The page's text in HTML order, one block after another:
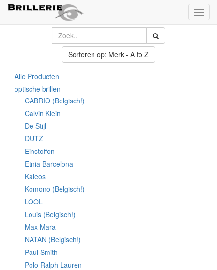
Sorteren op: Merk - A to Z
Alle Producten
optische brillen
CABRIO (Belgisch!)
Calvin Klein
De Stijl
DUTZ
Einstoffen
Etnia Barcelona
Kaleos
Komono (Belgisch!)
LOOL
Louis (Belgisch!)
Max Mara
NATAN (Belgisch!)
Paul Smith
Polo Ralph Lauren